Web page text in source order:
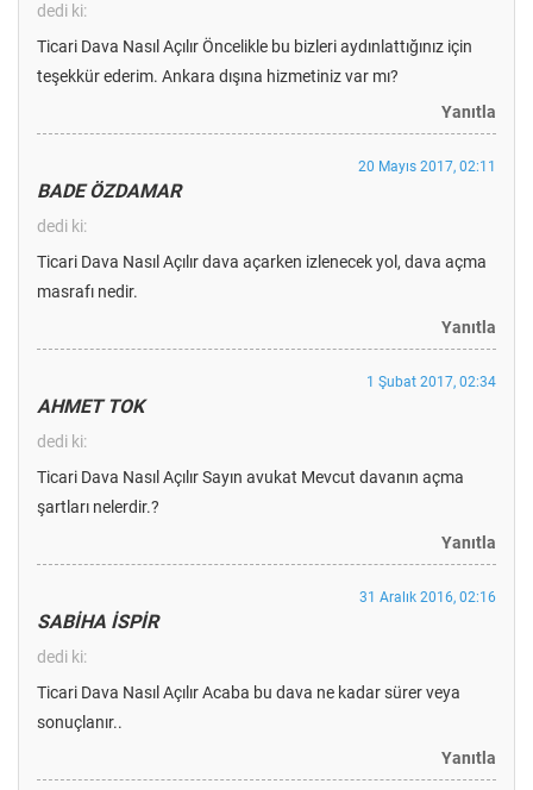
dedi ki:
Ticari Dava Nasıl Açılır Öncelikle bu bizleri aydınlattığınız için
teşekkür ederim. Ankara dışına hizmetiniz var mı?
Yanıtla
BADE ÖZDAMAR
dedi ki:
20 Mayıs 2017, 02:11
Ticari Dava Nasıl Açılır dava açarken izlenecek yol, dava açma
masrafı nedir.
Yanıtla
AHMET TOK
dedi ki:
1 Şubat 2017, 02:34
Ticari Dava Nasıl Açılır Sayın avukat Mevcut davanın açma
şartları nelerdir.?
Yanıtla
SABİHA İSPİR
dedi ki:
31 Aralık 2016, 02:16
Ticari Dava Nasıl Açılır Acaba bu dava ne kadar sürer veya
sonuçlanır..
Yanıtla